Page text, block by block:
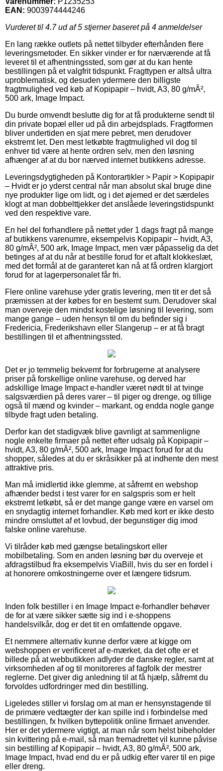
EAN: 9003974444246
Vurderet til 4.7ud af 5 stjerner baseret på 4 anmeldelser
En lang række outlets på nettet tilbyder efterhånden flere
leveringsmetoder. En sikker vinder er for nærværende at få
leveret til et afhentningssted, som gør at du kan hente
bestillingen på et valgfrit tidspunkt. Fragttypen er altså ultra
uproblematisk, og desuden ydermere den billigste
fragtmulighed ved køb af Kopipapir – hvidt, A3, 80 g/mÂ²,
500 ark, Image Impact.
Du burde omvendt beslutte dig for at få produkterne sendt til
din private bopæl eller ud på din arbejdsplads. Fragtformen
bliver undertiden en sjat mere pebret, men derudover
ekstremt let. Den mest letkøbte fragtmulighed vil dog til
enhver tid være at hente ordren selv, men den løsning
afhænger af at du bor nærved internet butikkens adresse.
Leveringsdygtigheden på Kontorartikler > Papir > Kopipapir
– Hvidt er jo yderst central når man absolut skal bruge dine
nye produkter lige om lidt, og i det øjemed er det særdeles
klogt at man dobbelttjekker det anslåede leveringstidspunkt
ved den respektive vare.
En hel del forhandlere på nettet yder 1 dags fragt på mange
af butikkens varenumre, eksempelvis Kopipapir – hvidt, A3,
80 g/mÂ², 500 ark, Image Impact, men vær påpasselig da det
betinges af at du når at bestille forud for et aftalt klokkeslæt,
med det formål at de garanteret kan nå at få ordren klargjort
forud for at lagerpersonalet får fri.
Flere online varehuse yder gratis levering, men tit er det så
præmissen at der købes for en bestemt sum. Derudover skal
man overveje den mindst kostelige løsning til levering, som
mange gange – uden hensyn til om du befinder sig i
Fredericia, Frederikshavn eller Slangerup – er at få bragt
bestillingen til et afhentningssted.
Det er jo temmelig bekvemt for forbrugerne at analysere
priser på forskellige online varehuse, og derved har
adskillige Image Impact e-handler været nødt til at tvinge
salgsværdien på deres varer – til piger og drenge, og tillige
også til mænd og kvinder – markant, og endda nogle gange
tilbyde fragt uden betaling.
Derfor kan det stadigvæk blive gavnligt at sammenligne
nogle enkelte firmaer på nettet efter udsalg på Kopipapir –
hvidt, A3, 80 g/mÂ², 500 ark, Image Impact forud for at du
shopper, således at du er skråsikker på at indhente den mest
attraktive pris.
Man må imidlertid ikke glemme, at såfremt en webshop
afhænder bedst i test varer for en salgspris som er helt
ekstremt letkøbt, så er det mange gange være en varsel om
en snydagtig internet forhandler. Køb med kort er ikke desto
mindre omsluttet af et lovbud, der begunstiger dig imod
falske online varehuse.
Vi tilråder køb med gængse betalingskort eller
mobilbetaling. Som en anden løsning bør du overveje et
afdragstilbud fra eksempelvis ViaBill, hvis du ser en fordel i
at honorere omkostningerne over et længere tidsrum.
Inden folk bestiller i en Image Impact e-forhandler behøver
de for at være sikker sætte sig ind i e-shoppens
handelsvilkår, dog er det tit en omfattende opgave.
Et nemmere alternativ kunne derfor være at kigge om
webshoppen er verificeret af e-mærket, da det ofte er et
billede på at webbutikken adlyder de danske regler, samt at
virksomheden af og til monitoreres af fagfolk der mestrer
reglerne. Det giver dig anledning til at få hjælp, såfremt du
forvoldes udfordringer med din bestilling.
Ligeledes stiller vi forslag om at man er hensynstagende til
de primære vedtægter der kan spille ind i forbindelse med
bestillingen, fx hvilken byttepolitik online firmaet anvender.
Her er det ydermere vigtigt, at man når som helst bibeholder
sin kvittering på e-mail, så man fremadrettet vil kunne påvise
sin bestilling af Kopipapir – hvidt, A3, 80 g/mÂ², 500 ark,
Image Impact, hvad end du er på udkig efter varer til en pige
eller dreng.